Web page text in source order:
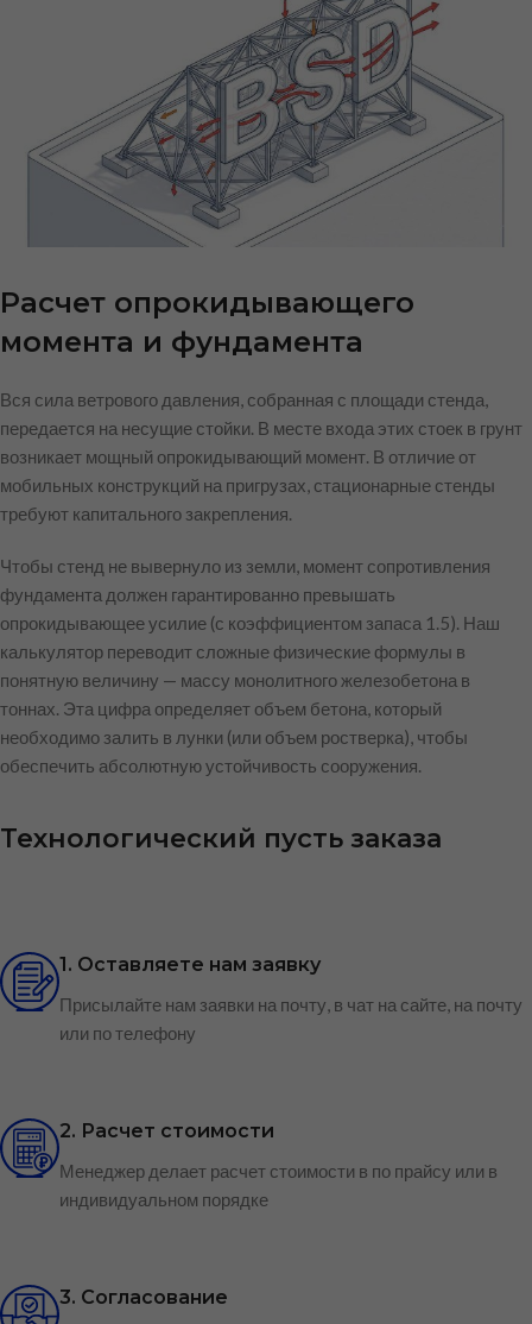
Расчет опрокидывающего
момента и фундамента
Вся сила ветрового давления, собранная с площади стенда,
передается на несущие стойки. В месте входа этих стоек в грунт
возникает мощный опрокидывающий момент. В отличие от
мобильных конструкций на пригрузах, стационарные стенды
требуют капитального закрепления.
Чтобы стенд не вывернуло из земли, момент сопротивления
фундамента должен гарантированно превышать
опрокидывающее усилие (с коэффициентом запаса 1.5). Наш
калькулятор переводит сложные физические формулы в
понятную величину — массу монолитного железобетона в
тоннах. Эта цифра определяет объем бетона, который
необходимо залить в лунки (или объем ростверка), чтобы
обеспечить абсолютную устойчивость сооружения.
Технологический пусть заказа
1. Оставляете нам заявку
Присылайте нам заявки на почту, в чат на сайте, на почту
или по телефону
2. Расчет стоимости
Менеджер делает расчет стоимости в по прайсу или в
индивидуальном порядке
3. Согласование